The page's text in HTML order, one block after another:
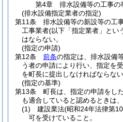
第4章
排水設備等の工事の
(排水設備指定業者の指定)
第11条
排水設備等の新設等の工
工事業者(以下「指定業者」とい
はならない。
(指定の申請)
第12条
前条の指定は、排水設備
う者の申請により行い、指定を
を町長に提出しなければならない
(指定の基準)
第13条
町長は、指定の申請をし
も適合していると認めるときは
(1)
建設業法(昭和24年法律第
可を受けていること。